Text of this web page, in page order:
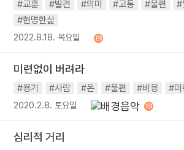
#교훈 #발견 #의미 #고통 #불편 #
#현명한삶
2022.8.18. 목요일
미련없이 버려라
#용기 #사람 #돈 #불편 #비용 #미
2020.2.8. 토요일
심리적 거리